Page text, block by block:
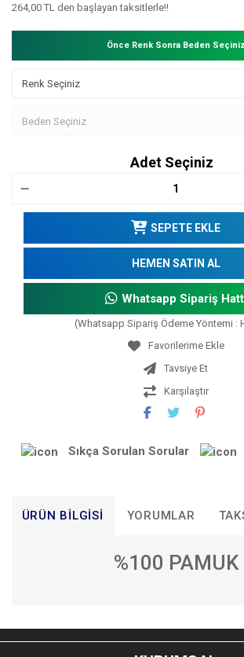
264,00 TL den başlayan taksitlerle!!
Önce Renk Sonra Beden Seçiniz
Adet Seçiniz
SEPETE EKLE
HEMEN SATIN AL
Whatsapp Sipariş
(Whatsapp Sipariş Ödeme Yöntemi :
Tavsiye Et
Karşılaştır
Sıkça Sorulan Sorular
ÜRÜN BILGISI YORUMLAR
%100 PAMUK
Bu ürünün fiyat bilgisi, resim, ürün
konularda yetersiz gördüğünüz noktaları